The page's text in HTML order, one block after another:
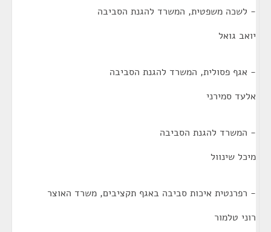
- לשכה משפטית, המשרד להגנת הסביבה
יואב גואל
- אגף פסולית, המשרד להגנת הסביבה
אלעד סמירני
- המשרד להגנת הסביבה
מיכל שינוול
- רפרנטית איכות סביבה באגף תקציבים, משרד האוצר
רוני טלמור